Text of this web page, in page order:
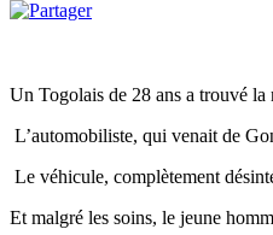
Un Togolais de 28 ans a trouvé
L’automobiliste, qui venait de
Le véhicule, complètement
Et malgré les soins, le jeune